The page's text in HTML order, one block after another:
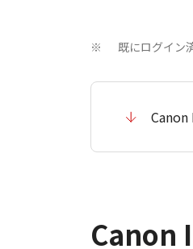
※ 既にログイン
Canon
Canon